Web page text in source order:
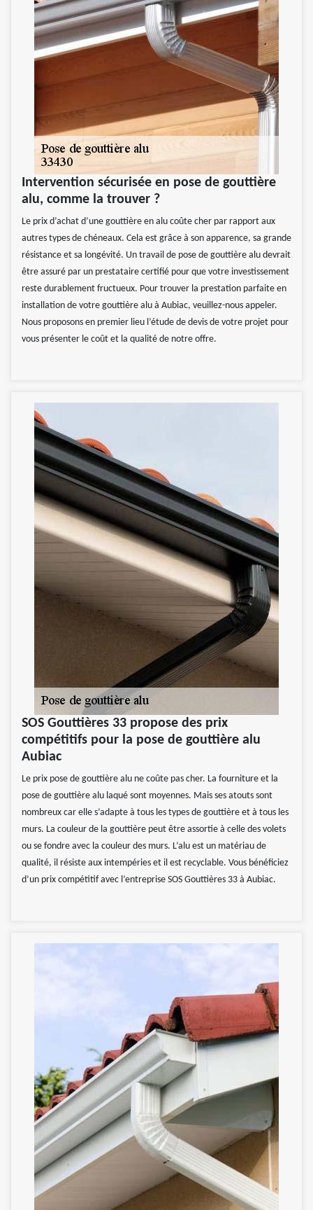
Intervention sécurisée en pose de gouttière
alu, comme la trouver ?
Le prix d’achat d’une gouttière en alu coûte cher par rapport aux
autres types de chéneaux. Cela est grâce à son apparence, sa grande
résistance et sa longévité. Un travail de pose de gouttière alu devrait
être assuré par un prestataire certifié pour que votre investissement
reste durablement fructueux. Pour trouver la prestation parfaite en
installation de votre gouttière alu à Aubiac, veuillez-nous appeler.
Nous proposons en premier lieu l’étude de devis de votre projet pour
vous présenter le coût et la qualité de notre offre.
SOS Gouttières 33 propose des prix
compétitifs pour la pose de gouttière alu
Aubiac
Le prix pose de gouttière alu ne coûte pas cher. La fourniture et la
pose de gouttière alu laqué sont moyennes. Mais ses atouts sont
nombreux car elle s’adapte à tous les types de gouttière et à tous les
murs. La couleur de la gouttière peut être assortie à celle des volets
ou se fondre avec la couleur des murs. L’alu est un matériau de
qualité, il résiste aux intempéries et il est recyclable. Vous bénéficiez
d’un prix compétitif avec l’entreprise SOS Gouttières 33 à Aubiac.